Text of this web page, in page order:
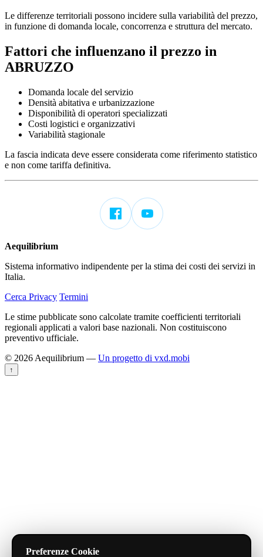
Le differenze territoriali possono incidere sulla variabilità del prezzo,
in funzione di domanda locale, concorrenza e struttura del mercato.
Fattori che influenzano il prezzo in
ABRUZZO
Domanda locale del servizio
Densità abitativa e urbanizzazione
Disponibilità di operatori specializzati
Costi logistici e organizzativi
Variabilità stagionale
La fascia indicata deve essere considerata come riferimento statistico
e non come tariffa definitiva.
Aequilibrium
Sistema informativo indipendente per la stima dei costi dei servizi in
Italia.
Cerca Privacy Termini
Le stime pubblicate sono calcolate tramite coefficienti territoriali
regionali applicati a valori base nazionali. Non costituiscono
preventivo ufficiale.
© 2026 Aequilibrium — Un progetto di vxd.mobi
↑
Preferenze Cookie